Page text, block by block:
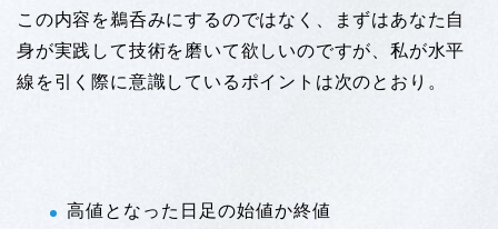
この内容を鵜呑みにするのではなく、まずはあなた自
身が実践して技術を磨いて欲しいのですが、私が水平
線を引く際に意識しているポイントは次のとおり。
高値となった日足の始値か終値